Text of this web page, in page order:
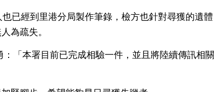
已經到里港分局製作筆錄，檢方也針對尋獲的遺體
為疏失。
「本署目前已完成相驗一件，並且將陸續傳訊相關